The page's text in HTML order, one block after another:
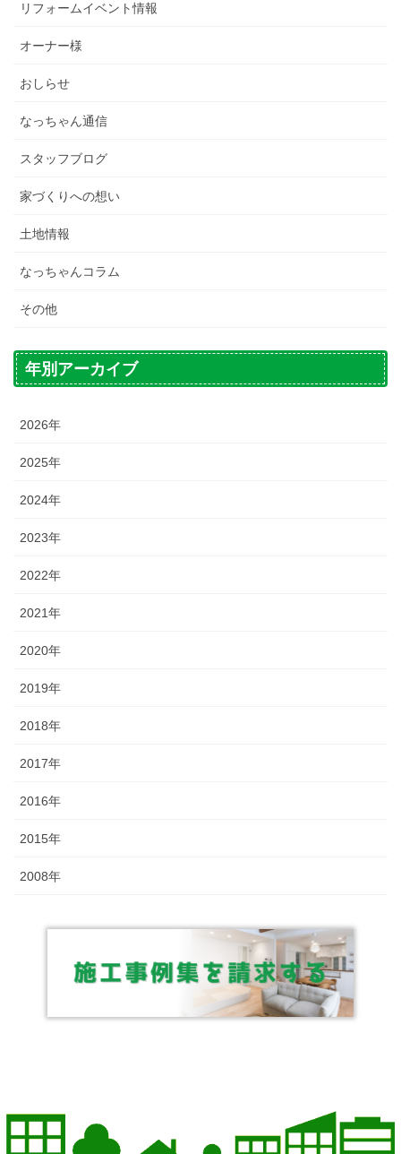
リフォームイベント情報
オーナー様
おしらせ
なっちゃん通信
スタッフブログ
家づくりへの想い
土地情報
なっちゃんコラム
その他
年別アーカイブ
2026年
2025年
2024年
2023年
2022年
2021年
2020年
2019年
2018年
2017年
2016年
2015年
2008年